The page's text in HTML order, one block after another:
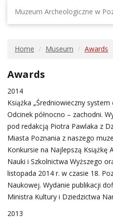
Muzeum Archeologiczne w
Home Museum Awards
Awards
2014
Książka „Średniowieczny
Odcinek północno – zachodni.
pod redakcją Piotra Pawlaka z
Miasta Poznania z naszego
Konkursie na Najlepszą Książkę
Nauki i Szkolnictwa Wyższego
listopada 2014 r. w czasie 18.
Naukowej. Wydanie publikacji
Ministra Kultury i Dziedzictwa
2013